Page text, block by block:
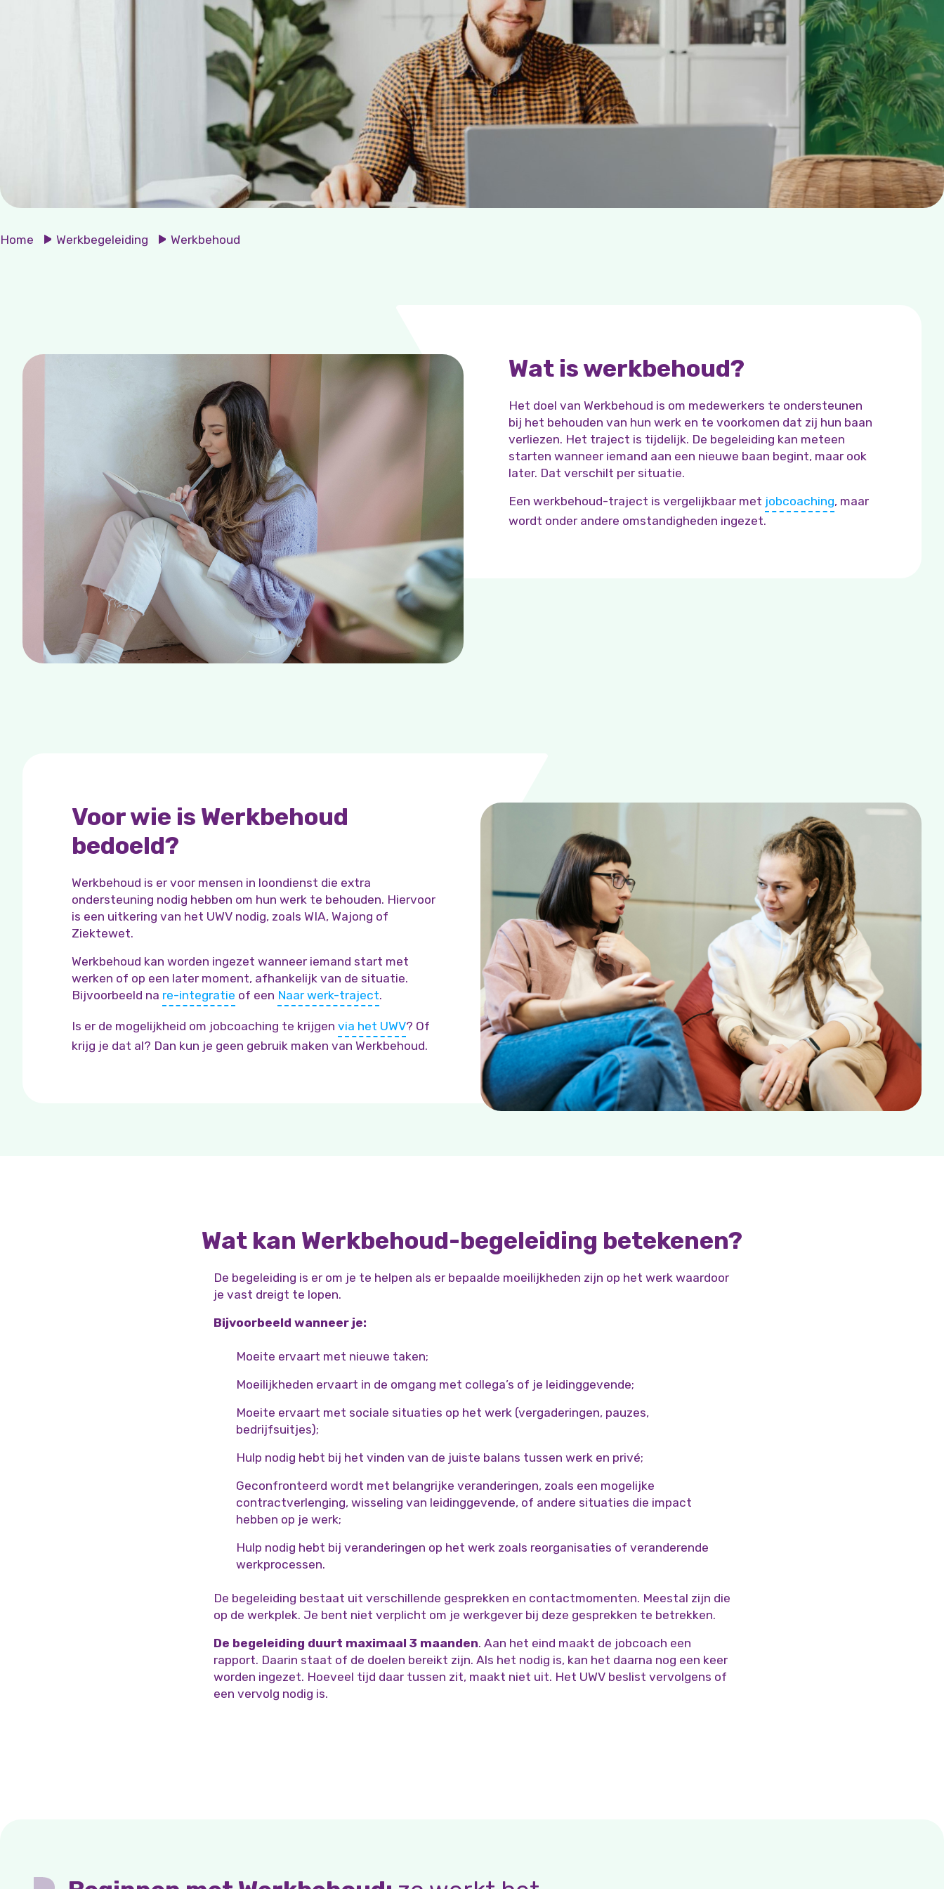
Home Werkbegeleiding Werkbehoud
Wat is werkbehoud?
Het doel van Werkbehoud is om medewerkers te ondersteunen
bij het behouden van hun werk en te voorkomen dat zij hun baan
verliezen. Het traject is tijdelijk. De begeleiding kan meteen
starten wanneer iemand aan een nieuwe baan begint, maar ook
later. Dat verschilt per situatie.
Een werkbehoud-traject is vergelijkbaar met jobcoaching, maar
wordt onder andere omstandigheden ingezet.
Voor wie is Werkbehoud
bedoeld?
Werkbehoud is er voor mensen in loondienst die extra
ondersteuning nodig hebben om hun werk te behouden. Hiervoor
is een uitkering van het UWV nodig, zoals WIA, Wajong of
Ziektewet.
Werkbehoud kan worden ingezet wanneer iemand start met
werken of op een later moment, afhankelijk van de situatie.
Bijvoorbeeld na re-integratie of een Naar werk-traject.
Is er de mogelijkheid om jobcoaching te krijgen via het UWV? Of
krijg je dat al? Dan kun je geen gebruik maken van Werkbehoud.
Wat kan Werkbehoud-begeleiding betekenen?
De begeleiding is er om je te helpen als er bepaalde moeilijkheden zijn op het werk waardoor
je vast dreigt te lopen.
Bijvoorbeeld wanneer je:
Moeite ervaart met nieuwe taken;
Moeilijkheden ervaart in de omgang met collega’s of je leidinggevende;
Moeite ervaart met sociale situaties op het werk (vergaderingen, pauzes,
bedrijfsuitjes);
Hulp nodig hebt bij het vinden van de juiste balans tussen werk en privé;
Geconfronteerd wordt met belangrijke veranderingen, zoals een mogelijke
contractverlenging, wisseling van leidinggevende, of andere situaties die impact
hebben op je werk;
Hulp nodig hebt bij veranderingen op het werk zoals reorganisaties of veranderende
werkprocessen.
De begeleiding bestaat uit verschillende gesprekken en contactmomenten. Meestal zijn die
op de werkplek. Je bent niet verplicht om je werkgever bij deze gesprekken te betrekken.
De begeleiding duurt maximaal 3 maanden. Aan het eind maakt de jobcoach een
rapport. Daarin staat of de doelen bereikt zijn. Als het nodig is, kan het daarna nog een keer
worden ingezet. Hoeveel tijd daar tussen zit, maakt niet uit. Het UWV beslist vervolgens of
een vervolg nodig is.